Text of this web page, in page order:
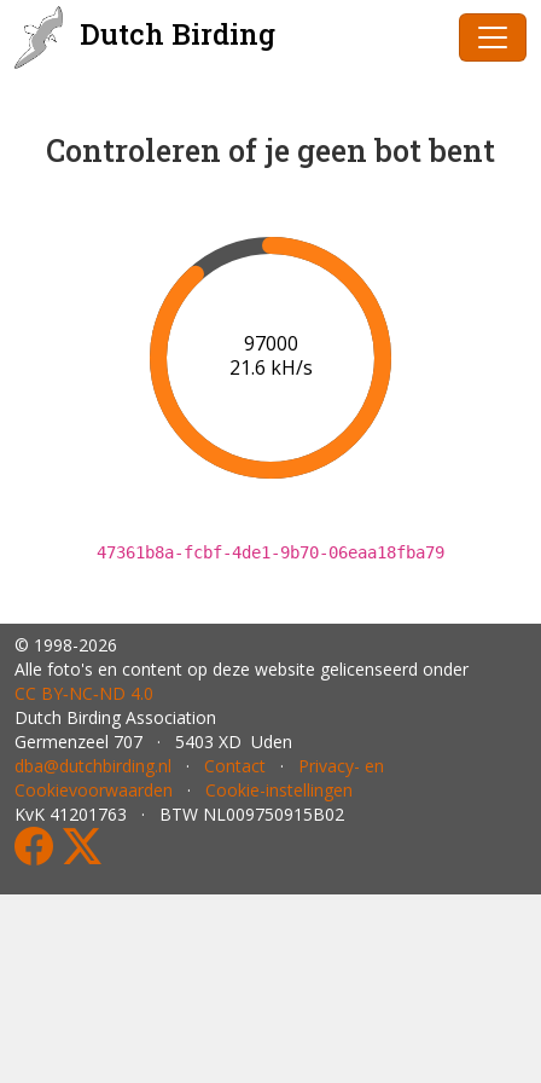
Dutch Birding
Controleren of je geen bot bent
99000
21.7 kH/s
47361b8a-fcbf-4de1-9b70-06eaa18fba79
© 1998-2026
Alle foto's en content op deze website gelicenseerd onder
CC BY‑NC‑ND 4.0
Dutch Birding Association
Germenzeel 707 · 5403 XD Uden
dba@dutchbirding.nl · Contact · Privacy- en
Cookievoorwaarden · Cookie-instellingen
KvK 41201763 · BTW NL009750915B02